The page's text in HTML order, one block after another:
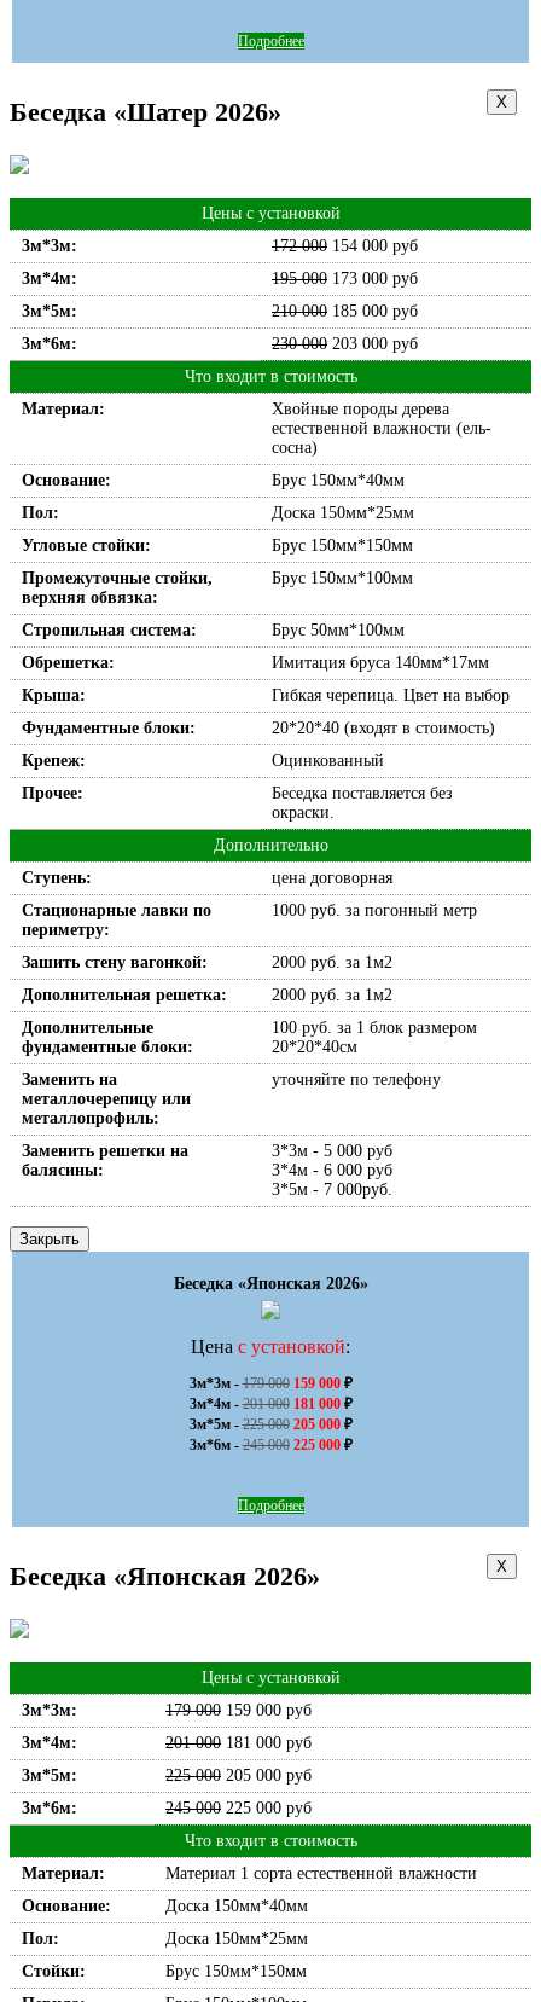
Подробнее
Х
Беседка «Шатер 2026»
Цены с установкой
3м*3м:
172 000 154 000 руб
3м*4м:
195 000 173 000 руб
3м*5м:
210 000 185 000 руб
3м*6м:
230 000 203 000 руб
Что входит в стоимость
Материал:
Хвойные породы дерева
естественной влажности (ель-
сосна)
Основание:
Брус 150мм*40мм
Пол:
Доска 150мм*25мм
Угловые стойки:
Брус 150мм*150мм
Промежуточные стойки,
верхняя обвязка:
Брус 150мм*100мм
Стропильная система:
Брус 50мм*100мм
Обрешетка:
Имитация бруса 140мм*17мм
Крыша:
Гибкая черепица. Цвет на выбор
Фундаментные блоки:
20*20*40 (входят в стоимость)
Крепеж:
Оцинкованный
Прочее:
Беседка поставляется без
окраски.
Дополнительно
Ступень:
цена договорная
Стационарные лавки по
периметру:
1000 руб. за погонный метр
Зашить стену вагонкой:
2000 руб. за 1м2
Дополнительная решетка:
2000 руб. за 1м2
Дополнительные
фундаментные блоки:
100 руб. за 1 блок размером
20*20*40см
Заменить на
металлочерепицу или
металлопрофиль:
уточняйте по телефону
Заменить решетки на
балясины:
3*3м - 5 000 руб
3*4м - 6 000 руб
3*5м - 7 000руб.
Закрыть
Беседка «Японская 2026»
Цена с установкой:
3м*3м - 179 000 159 000 ₽
3м*4м - 201 000 181 000 ₽
3м*5м - 225 000 205 000 ₽
3м*6м - 245 000 225 000 ₽
Подробнее
Х
Беседка «Японская 2026»
Цены с установкой
3м*3м:
179 000 159 000 руб
3м*4м:
201 000 181 000 руб
3м*5м:
225 000 205 000 руб
3м*6м:
245 000 225 000 руб
Что входит в стоимость
Материал:
Материал 1 сорта естественной влажности
Основание:
Доска 150мм*40мм
Пол:
Доска 150мм*25мм
Стойки:
Брус 150мм*150мм